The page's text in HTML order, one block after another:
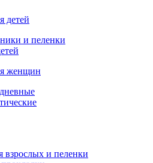
детей
и пеленки
женщин
взрослых и пеленки